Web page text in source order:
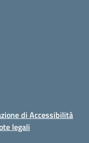
di Accessibilità
legali